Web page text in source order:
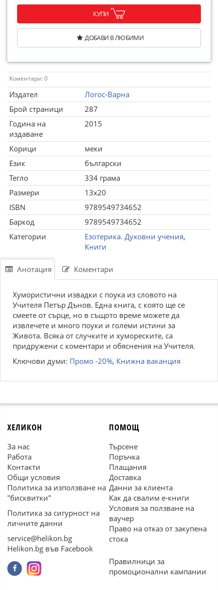
КУПИ
ДОБАВИ В ЛЮБИМИ
Коментари: 0
Издател
Логос-Варна
Брой страници
287
Година на
издаване
2015
Корици
меки
Език
български
Тегло
334 грама
Размери
13x20
ISBN
9789549734652
Баркод
9789549734652
Категории
Езотерика. Духовни учения,
Книги
Анотация Коментари
Хумористични извадки с поука из словото на
Учителя Петър Дънов. Една книга, с която ще се
смеете от сърце, но в същото време можете да
извлечете и много поуки и големи истини за
Живота. Всяка от случките и хумореските, са
придружени с коментари и обяснения на Учителя.
Ключови думи: Промо -20%, Книжна ваканция
ХЕЛИКОН
За нас
Работа
Контакти
Общи условия
Политика за използване на
"бисквитки"
Политика за сигурност на
личните данни
service@helikon.bg
Helikon.bg във Facebook
ПОМОЩ
Търсене
Поръчка
Плащания
Доставка
Данни за клиента
Как да свалим е-книги
Условия за ползване на
ваучер
Право на отказ от закупена
стока
Правилници за
промоционални кампании